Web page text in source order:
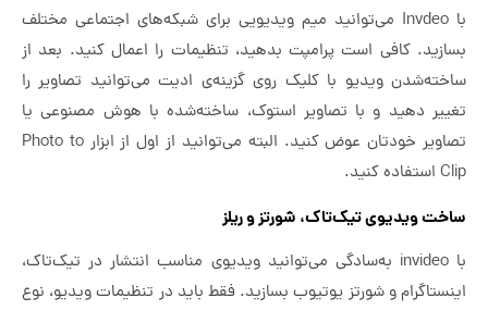
با Invdeo می‌توانید میم ویدیویی برای شبکه‌های اجتماعی مختلف
بسازید. کافی است پرامپت بدهید، تنظیمات را اعمال کنید. بعد از
ساخته‌شدن ویدیو با کلیک روی گزینه‌ی ادیت می‌توانید تصاویر را
تغییر دهید و با تصاویر استوک، ساخته‌شده با هوش مصنوعی یا
تصاویر خودتان عوض کنید. البته می‌توانید از اول از ابزار Photo to
Clip استفاده کنید.
ساخت ویدیوی تیک‌تاک، شورتز و ریلز
با invideo به‌سادگی می‌توانید ویدیوی مناسب انتشار در تیک‌تاک،
اینستاگرام و شورتز یوتیوب بسازید. فقط باید در تنظیمات ویدیو، نوع